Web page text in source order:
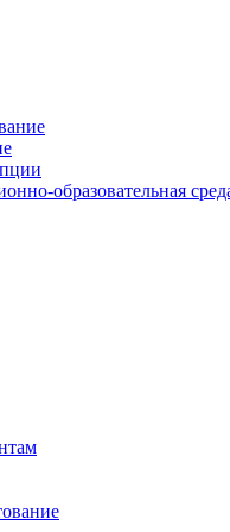
образовательная